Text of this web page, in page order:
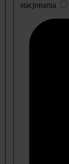
stacjonarna